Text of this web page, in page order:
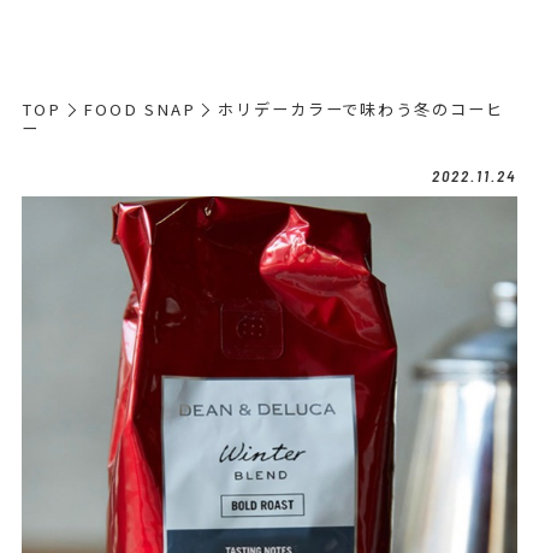
TOP FOOD SNAP
ホリデーカラーで味わう冬のコーヒ
ー
2022.11.24